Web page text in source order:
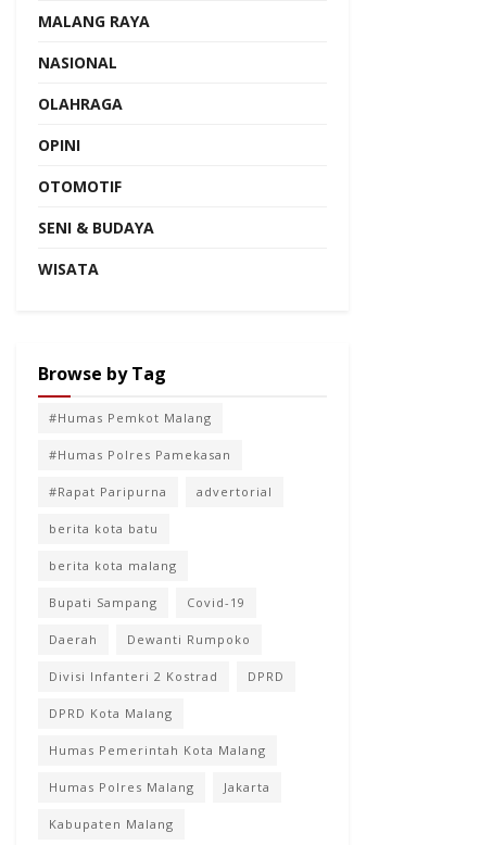
MALANG RAYA
NASIONAL
OLAHRAGA
OPINI
OTOMOTIF
SENI & BUDAYA
WISATA
Browse by Tag
#Humas Pemkot Malang
#Humas Polres Pamekasan
#Rapat Paripurna advertorial
berita kota batu
berita kota malang
Bupati Sampang Covid-19
Daerah Dewanti Rumpoko
Divisi Infanteri 2 Kostrad DPRD
DPRD Kota Malang
Humas Pemerintah Kota Malang
Humas Polres Malang Jakarta
Kabupaten Malang